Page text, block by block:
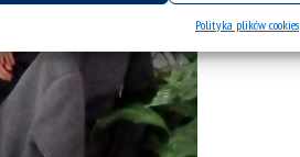
Polityka plików cookies